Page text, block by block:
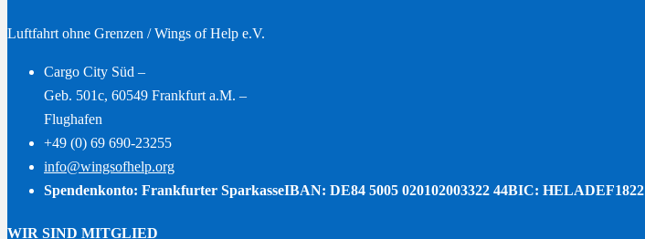
Luftfahrt ohne Grenzen / Wings of Help e.V.
Cargo City Süd –
Geb. 501c, 60549 Frankfurt a.M. –
Flughafen
+49 (0) 69 690-23255
info@wingsofhelp.org
Spendenkonto: Frankfurter SparkasseIBAN: DE84 5005 020102003322 44BIC: HELADEF1822
WIR SIND MITGLIED